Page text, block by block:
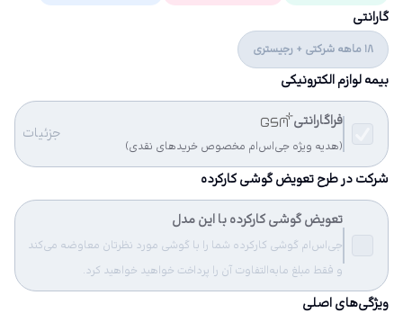
گارانتی
18 ماهه شرکتی + رجیستری
بیمه لوازم الکترونیکی
فراگارانتی
(هدیه ویژه جی‌اس‌ام مخصوص خریدهای نقدی)
جزئیات
شرکت در طرح تعویض گوشی کارکرده
تعویض گوشی کارکرده با این مدل
جی‌اس‌ام گوشی کارکرده شما را با گوشی مورد نظرتان معاوضه می‌کند
و فقط مبلغ مابه‌التفاوت آن را پرداخت خواهید خواهید کرد.
ویژگی‌های اصلی